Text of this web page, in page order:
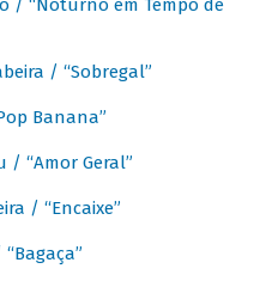
/ “Noturno em Tempo de
/ “Sobregal”
Banana”
/ “Amor Geral”
/ “Encaixe”